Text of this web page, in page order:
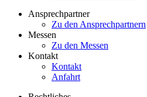
Ansprechpartner
Zu den Ansprechpartnern
Messen
Zu den Messen
Kontakt
Kontakt
Anfahrt